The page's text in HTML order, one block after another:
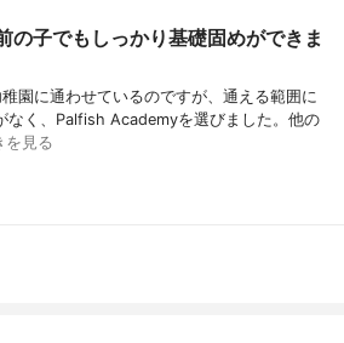
の子でもしっかり基礎固めができま
園に通わせているのですが、通える範囲に
なく、Palfish Academyを選びました。他の
を見る